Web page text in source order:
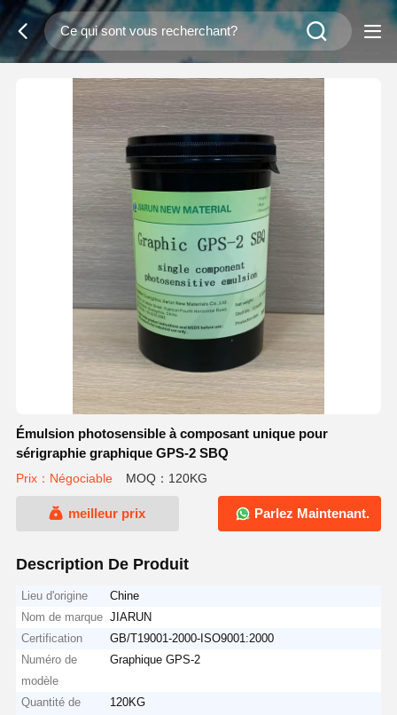
Émulsion photosensible à composant unique pour
sérigraphie graphique GPS-2 SBQ
Prix：Négociable MOQ：120KG
meilleur prix Parlez Maintenant.
Description De Produit
Lieu d'origine
Chine
Nom de marque JIARUN
Certification
GB/T19001-2000-ISO9001:2000
Numéro de
modèle
Graphique GPS-2
Quantité de
120KG